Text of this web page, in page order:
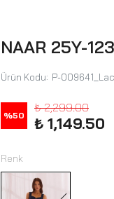
NAAR 25Y-
Ürün Kodu: P-
%50
₺ 2,299.00
₺ 1,149.50
Renk